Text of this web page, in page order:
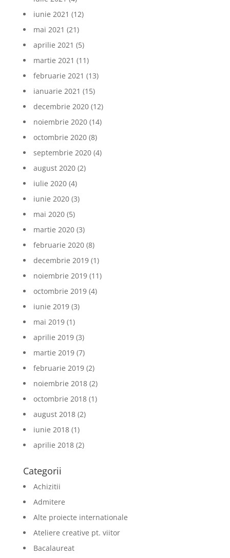
iunie 2021 (12)
mai 2021 (21)
aprilie 2021 (5)
martie 2021 (11)
februarie 2021 (13)
ianuarie 2021 (15)
decembrie 2020(12)
noiembrie 2020(14)
octombrie 2020(8)
septembrie 2020(4)
august 2020(2)
iulie 2020(4)
iunie 2020(3)
mai 2020(5)
martie 2020(3)
februarie 2020(8)
decembrie 2019(1)
noiembrie 2019(11)
octombrie 2019(4)
iunie 2019(3)
mai 2019(1)
aprilie 2019(3)
martie 2019(7)
februarie 2019(2)
noiembrie 2018(2)
octombrie 2018(1)
august 2018(2)
iunie 2018(1)
aprilie 2018(2)
Categorii
Achizitii
Admitere
Alte proiecte internationale
Ateliere creative pt. viitor
Bacalaureat